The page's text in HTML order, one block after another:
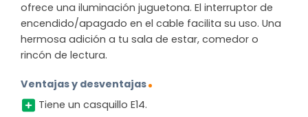
ofrece una iluminación juguetona. El interruptor de
encendido/apagado en el cable facilita su uso. Una
hermosa adición a tu sala de estar, comedor o
rincón de lectura.
Ventajas y desventajas
Tiene un casquillo E14.